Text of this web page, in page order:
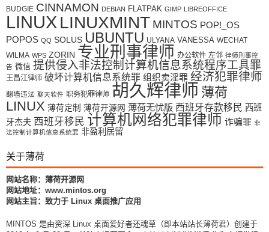
BUDGIE CINNAMON DEBIAN FLATPAK GIMP LIBREOFFICE
LINUX LINUXMINT MINTOS POP!_OS
POPOS QQ SOLUS UBUNTU ULYANA VANESSA WECHAT
WILMA WPS ZORIN 专业刑事律师 办公软件 左邻 律师刑事控
告 微信 提供侵入非法控制计算机信息系统程序工具罪
王昌江律师 破坏计算机信息系统罪 组织卖淫罪 经济犯罪律师
翻墙违法 聊天软件 职务犯罪律师 胡久辉律师 薄荷
LINUX 薄荷定制 薄荷开源网 薄荷无忧版 西班牙存款移民 西班
牙杰夫 西班牙移民 计算机网络犯罪律师 诈骗罪 非
法控制计算机信息系统罪 非盈利居留
关于薄荷
网站名称：薄荷开源网
网站地址：www.mintos.org
网站主旨：致力于 Linux 桌面推广应用
MINTOS 是由资深 Linux 桌面爱好者还魂草（即本站站长薄荷君）创建于